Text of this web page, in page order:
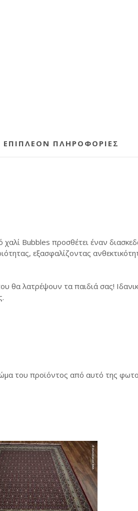
ΕΠΙΠΛΈΟΝ ΠΛΗΡΟΦΟΡΊΕΣ
Bubbles προσθέτει έναν
εξασφαλίζοντας
λατρέψουν τα παιδιά σας!
του προϊόντος από αυτό της